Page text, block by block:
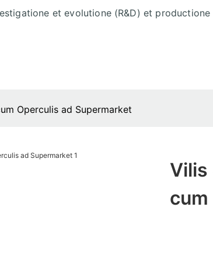
et evolutione (R&D) et productione
Operculis ad Supermarket
Vilis